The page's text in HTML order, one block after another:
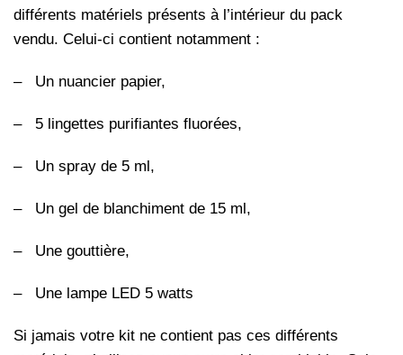
différents matériels présents à l’intérieur du pack
vendu. Celui-ci contient notamment :
– Un nuancier papier,
– 5 lingettes purifiantes fluorées,
– Un spray de 5 ml,
– Un gel de blanchiment de 15 ml,
– Une gouttière,
– Une lampe LED 5 watts
Si jamais votre kit ne contient pas ces différents